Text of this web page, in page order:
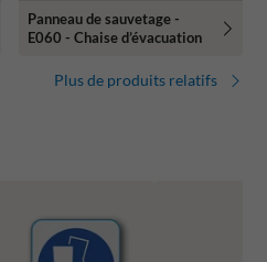
Panneau de sauvetage -
E060 - Chaise d’évacuation
Plus de produits relatifs